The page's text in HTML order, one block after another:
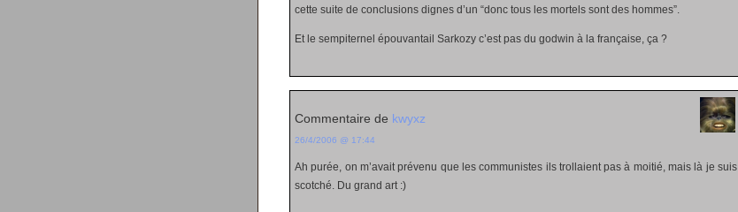
cette suite de conclusions dignes d’un “donc tous les mortels sont des hommes”.
Et le sempiternel épouvantail Sarkozy c’est pas du godwin à la française, ça ?
Commentaire de kwyxz
26/4/2006 @ 17:44
Ah purée, on m’avait prévenu que les communistes ils trollaient pas à moitié, mais là je suis
scotché. Du grand art :)